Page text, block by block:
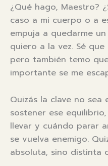
¿Qué hago, Maestro?
caso a mi cuerpo o a
empuja a quedarme
quiero a la vez. Sé
pero también temo
importante se me
Quizás la clave no
sostener ese
llevar y cuándo parar
se vuelva enemigo.
absoluta, sino distinta